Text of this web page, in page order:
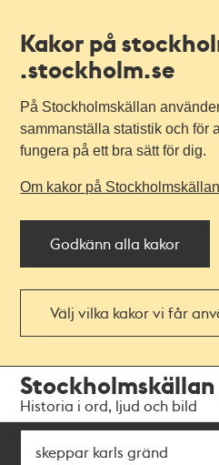
Kakor på
.stockholm.se
På Stockholmskällan
sammanställa statistik och för
fungera på ett bra sätt för dig.
Om kakor på Stockholmskällan
Godkänn alla kakor
Välj vilka kakor vi får
navigationen
huvudinnehållet
Stockholmskällan
Historia i ord, ljud och bild
Sök